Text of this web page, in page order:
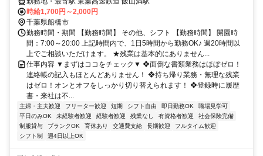
時給1,700円～2,000円
千葉県船橋市
勤務時間・期間 【勤務時間】 その他、シフト 【勤務時間】 開園時
間：7:00～20:00 上記時間内で、1日5時間から勤務OK♪ 週20時間以
上でご相談いただけます。 ★残業は基本的にありません...
仕事内容 ▼まずはココをチェック▼ ❖面倒な書類業務はほぼゼロ！
連絡帳の記入もほとんどありません！ ❖持ち帰り業務・無理な残業
はゼロ！オンとオフをしっかり切り替えられます！ ❖登録時に履歴
書・来社は不...
主婦・主夫歓迎 フリーター歓迎 短期 シフト自由 即日勤務OK
職場見学可
平日のみOK
未経験者歓迎 経験者歓迎 残業なし 有資格者歓迎
社会保険完備
制服貸与
ブランクOK 育休あり 交通費支給 長期歓迎
フルタイム歓迎
シフト制
週4日以上OK